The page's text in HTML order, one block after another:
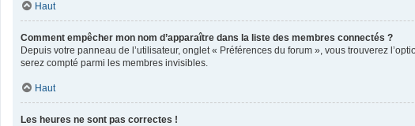
Haut
Comment empêcher mon nom d’apparaître dans la liste des membres connectés ?
Depuis votre panneau de l’utilisateur, onglet « Préférences du forum », vous trouverez
serez compté parmi les membres invisibles.
Haut
Les heures ne sont pas correctes !